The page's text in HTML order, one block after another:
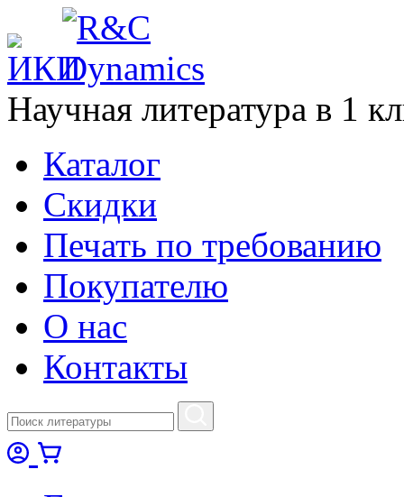
Научная литература в 1
Каталог
Cкидки
Печать по требованию
Покупателю
О нас
Контакты